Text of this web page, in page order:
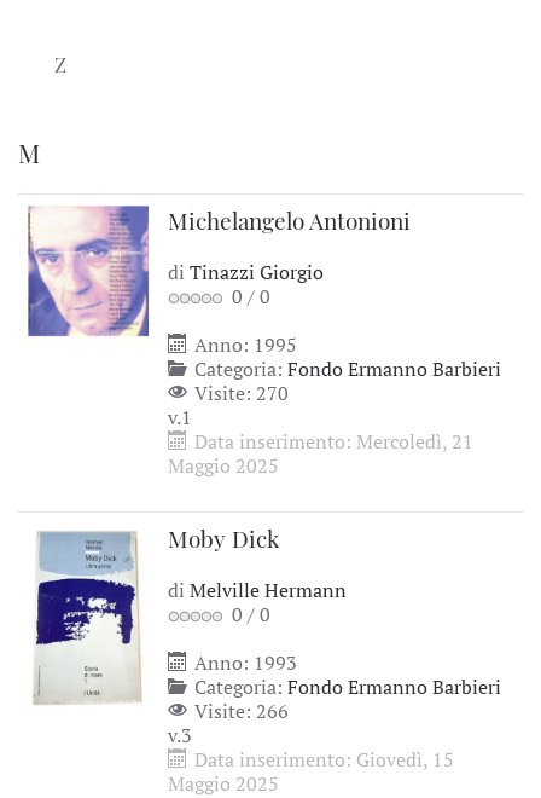
Z
M
Michelangelo Antonioni
di Tinazzi Giorgio
0 /0
Anno: 1995
Categoria: Fondo Ermanno Barbieri
Visite: 270
v.1
Data inserimento: Mercoledì, 21
Maggio 2025
Moby Dick
di Melville Hermann
0 /0
Anno: 1993
Categoria: Fondo Ermanno Barbieri
Visite: 266
v.3
Data inserimento: Giovedì, 15
Maggio 2025